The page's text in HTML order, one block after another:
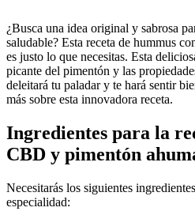
¿Busca una idea original y sabrosa
saludable? Esta receta de hummus
es justo lo que necesitas. Esta
picante del pimentón y las
deleitará tu paladar y te hará sentir
más sobre esta innovadora receta.
Ingredientes para la
CBD y pimentón
Necesitarás los siguientes
especialidad: